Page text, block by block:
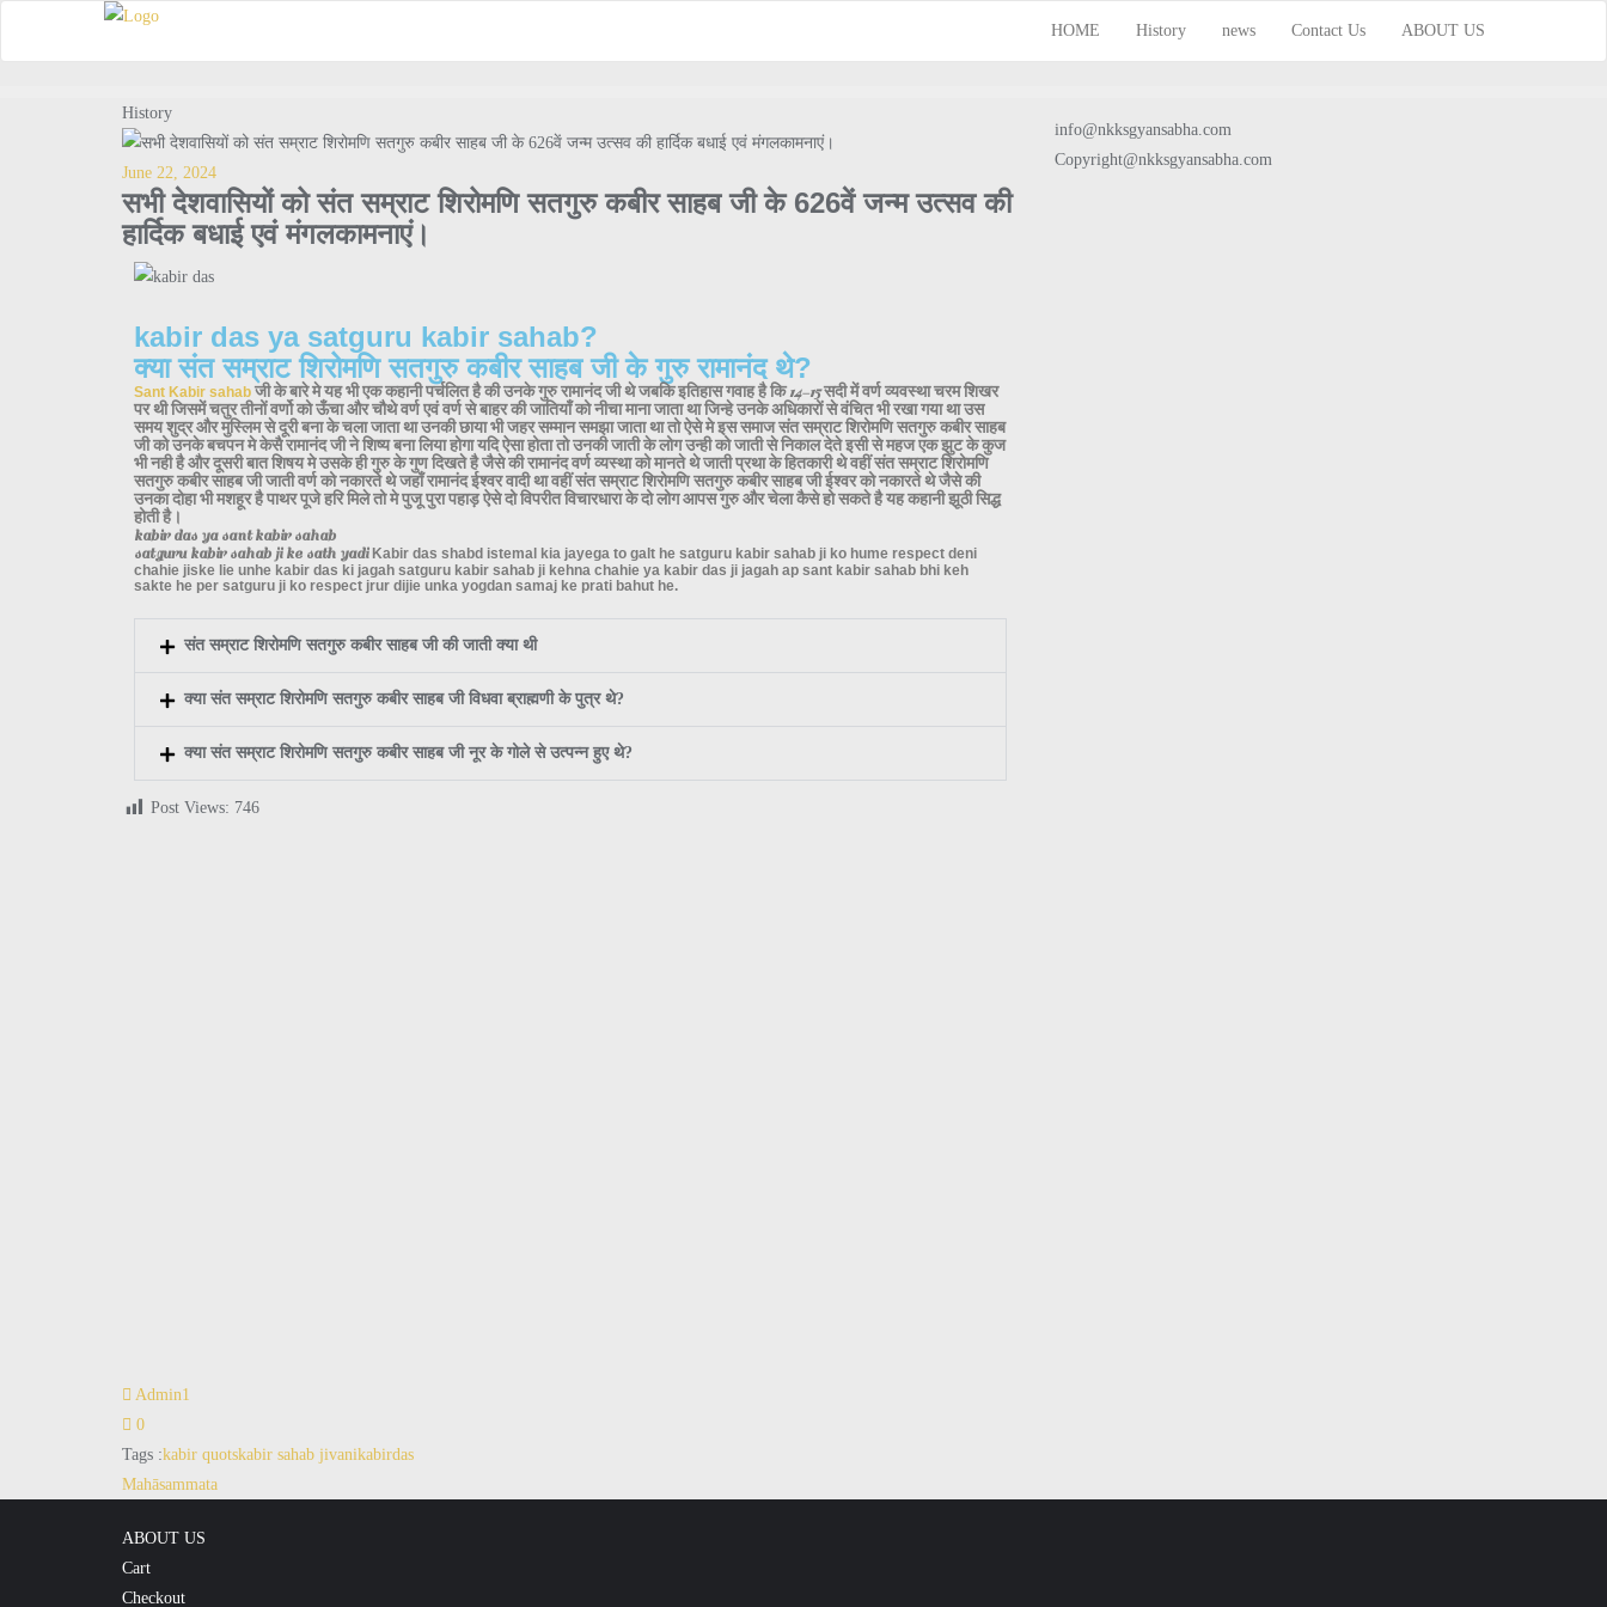
HOME History news Contact Us ABOUT US
History
June 22, 2024
सभी देशवासियों को संत सम्राट शिरोमणि सतगुरु कबीर साहब जी के 626वें जन्म उत्सव की
हार्दिक बधाई एवं मंगलकामनाएं।
kabir das ya satguru kabir sahab?
क्या संत सम्राट शिरोमणि सतगुरु कबीर साहब जी के गुरु रामानंद थे?
Sant Kabir sahab जी के बारे मे यह भी एक कहानी पर्चलित है की उनके गुरु रामानंद जी थे जबकि इतिहास गवाह है कि 14-15 सदी में वर्ण व्यवस्था चरम शिखर
पर थी जिसमें चतुर तीनों वर्णो को ऊँचा और चौथे वर्ण एवं वर्ण से बाहर की जातियाँ को नीचा माना जाता था जिन्हे उनके अधिकारों से वंचित भी रखा गया था उस
समय शुद्र और मुस्लिम से दूरी बना के चला जाता था उनकी छाया भी जहर सम्मान समझा जाता था तो ऐसे मे इस समाज संत सम्राट शिरोमणि सतगुरु कबीर साहब
जी को उनके बचपन मे केसै रामानंद जी ने शिष्य बना लिया होगा यदि ऐसा होता तो उनकी जाती के लोग उन्ही को जाती से निकाल देते इसी से महज एक झुट के कुज
भी नही है और दूसरी बात शिषय मे उसके ही गुरु के गुण दिखते है जैसे की रामानंद वर्ण व्यस्था को मानते थे जाती प्रथा के हितकारी थे वहीं संत सम्राट शिरोमणि
सतगुरु कबीर साहब जी जाती वर्ण को नकारते थे जहाँ रामानंद ईश्वर वादी था वहीं संत सम्राट शिरोमणि सतगुरु कबीर साहब जी ईश्वर को नकारते थे जैसे की
उनका दोहा भी मशहूर है पाथर पूजे हरि मिले तो मे पुजू पुरा पहाड़ ऐसे दो विपरीत विचारधारा के दो लोग आपस गुरु और चेला कैसे हो सकते है यह कहानी झूठी सिद्ध
होती है।
kabir das ya sant kabir sahab
satguru kabir sahab ji ke sath yadi Kabir das shabd istemal kia jayega to galt he satguru kabir sahab ji ko hume respect deni
chahie jiske lie unhe kabir das ki jagah satguru kabir sahab ji kehna chahie ya kabir das ji jagah ap sant kabir sahab bhi keh
sakte he per satguru ji ko respect jrur dijie unka yogdan samaj ke prati bahut he.
संत सम्राट शिरोमणि सतगुरु कबीर साहब जी की जाती क्या थी
क्या संत सम्राट शिरोमणि सतगुरु कबीर साहब जी विधवा ब्राह्मणी के पुत्र थे?
क्या संत सम्राट शिरोमणि सतगुरु कबीर साहब जी नूर के गोले से उत्पन्न हुए थे?
Post Views: 746
Admin1
0
Tags :kabir quotskabir sahab jivanikabirdas
Mahāsammata
info@nkksgyansabha.com
Copyright@nkksgyansabha.com
ABOUT US
Cart
Checkout